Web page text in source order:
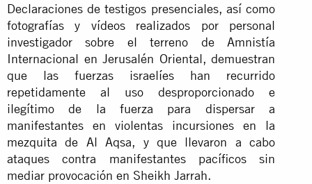
Declaraciones de testigos presenciales, así como
fotografías y vídeos realizados por personal
investigador sobre el terreno de Amnistía
Internacional en Jerusalén Oriental, demuestran
que las fuerzas israelíes han recurrido
repetidamente al uso desproporcionado e
ilegítimo de la fuerza para dispersar a
manifestantes en violentas incursiones en la
mezquita de Al Aqsa, y que llevaron a cabo
ataques contra manifestantes pacíficos sin
mediar provocación en Sheikh Jarrah.